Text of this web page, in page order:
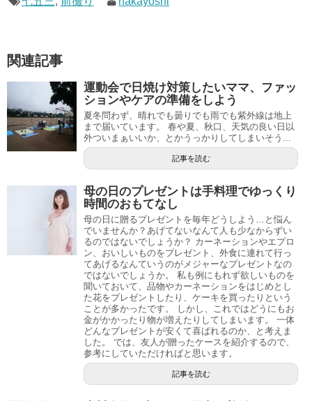
関連記事
運動会で日焼け対策したいママ、ファッ
ションやケアの準備をしよう
夏冬問わず、晴れでも曇りでも雨でも紫外線は地上
まで届いています。 春や夏、秋口、天気の良い日以
外ついまぁいいか、とかうっかりしてしまいそう...
記事を読む
母の日のプレゼントは手料理でゆっくり
時間のおもてなし
母の日に贈るプレゼントを毎年どうしよう…と悩ん
でいませんか？あげてないなんて人も少なからずい
るのではないでしょうか？ カーネーションやエプロ
ン、おいしいものをプレゼント、外食に連れて行っ
てあげるなんていうのがメジャーなプレゼントなの
ではないでしょうか。 私も例にもれず欲しいものを
聞いておいて、品物やカーネーションをはじめとし
た花をプレゼントしたり、ケーキを買ったりという
ことが多かったです。 しかし、これではどうにもお
金がかかったり物が増えたりしてしまいます。 一体
どんなプレゼントが安くて喜ばれるのか、と考えま
した。 では、友人が贈ったケースを紹介するので、
参考にしていただければと思います。
記事を読む